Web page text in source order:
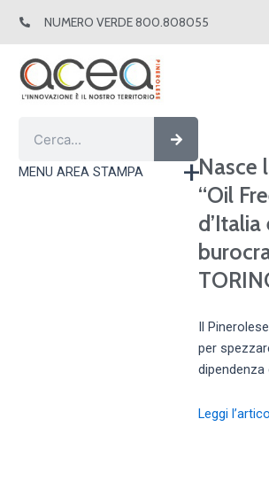
NUMERO VERDE 800.808055
Cerca
MENU AREA STAMPA
Nasce
“Oil
Il
per
Leggi